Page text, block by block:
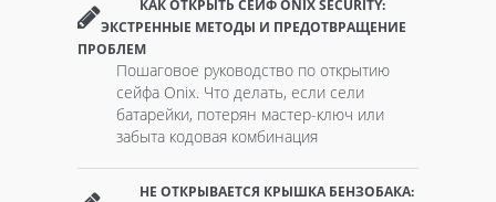
КАК ОТКРЫТЬ СЕЙФ ONIX SECURITY:
ЭКСТРЕННЫЕ МЕТОДЫ И ПРЕДОТВРАЩЕНИЕ
ПРОБЛЕМ
Пошаговое руководство по открытию
сейфа Onix. Что делать, если сели
батарейки, потерян мастер-ключ или
забыта кодовая комбинация
НЕ ОТКРЫВАЕТСЯ КРЫШКА БЕНЗОБАКА: